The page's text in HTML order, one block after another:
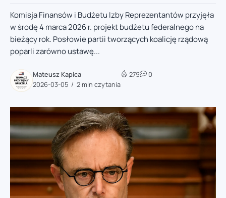
Komisja Finansów i Budżetu Izby Reprezentantów przyjęła
w środę 4 marca 2026 r. projekt budżetu federalnego na
bieżący rok. Posłowie partii tworzących koalicję rządową
poparli zarówno ustawę...
Mateusz Kapica
2026-03-05
2 min czytania
279 0